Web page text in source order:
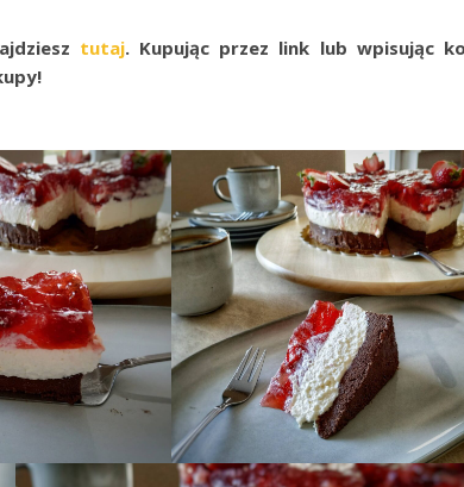
tutaj. Kupując przez link lub wpisując